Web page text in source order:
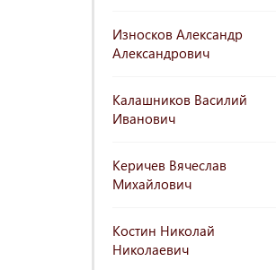
Износков Александр
Александрович
Калашников Василий
Иванович
Керичев Вячеслав
Михайлович
Костин Николай
Николаевич